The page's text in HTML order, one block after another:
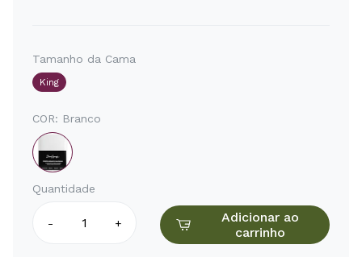
Tamanho da Cama
King
COR: Branco
Quantidade
- +
Adicionar ao
carrinho